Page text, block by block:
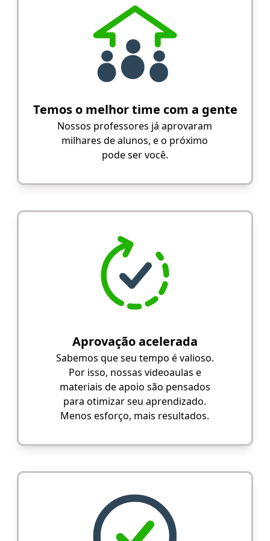
Temos o melhor time com a gente
Nossos professores já aprovaram
milhares de alunos, e o próximo
pode ser você.
Aprovação acelerada
Sabemos que seu tempo é valioso.
Por isso, nossas videoaulas e
materiais de apoio são pensados
para otimizar seu aprendizado.
Menos esforço, mais resultados.